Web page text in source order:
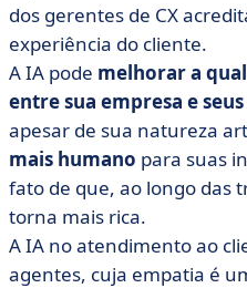
dos gerentes de CX
experiência do cliente.
A IA pode melhorar a
entre sua empresa e
apesar de sua natureza
mais humano para suas
fato de que, ao longo das
torna mais rica.
A IA no atendimento ao
agentes, cuja empatia é